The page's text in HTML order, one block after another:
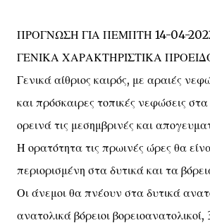
ΠΡΟΓΝΩΣΗ ΓΙΑ ΠΕΜΠΤΗ 14-04-
ΓΕΝΙΚΑ ΧΑΡΑΚΤΗΡΙΣΤΙΚΑ
Γενικά αίθριος καιρός, με αραιές
και πρόσκαιρες τοπικές νεφώσεις
ορεινά τις μεσημβρινές και
Η ορατότητα τις πρωινές ώρες θα
περιορισμένη στα δυτικά και τα
Οι άνεμοι θα πνέουν στα δυτικά
ανατολικά βόρειοι